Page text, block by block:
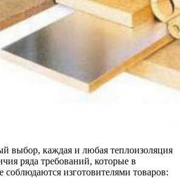
выбор, каждая и любая теплоизоляция
ряда требований, которые в
соблюдаются изготовителями товаров: